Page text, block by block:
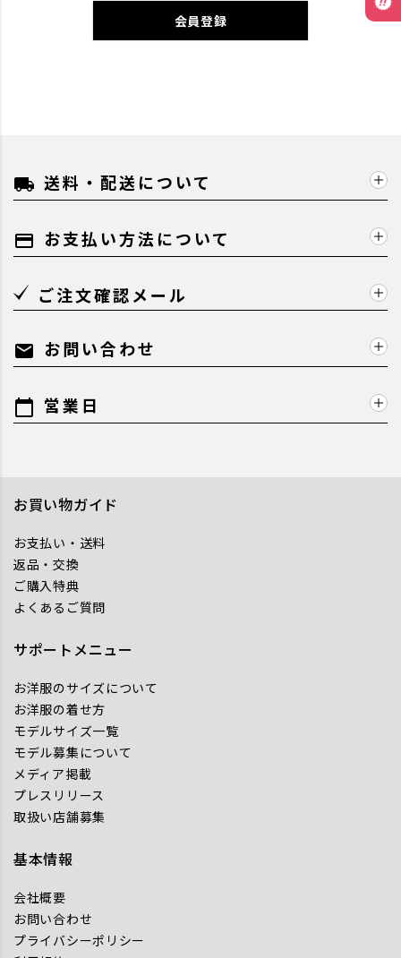
会員登録
local_shipping 送料・配送について
payment お支払い方法について
ご注文確認メール
mail お問い合わせ
calendar_today 営業日
お買い物ガイド
お支払い・送料
返品・交換
ご購入特典
よくあるご質問
サポートメニュー
お洋服のサイズについて
お洋服の着せ方
モデルサイズ一覧
モデル募集について
メディア掲載
プレスリリース
取扱い店舗募集
基本情報
会社概要
お問い合わせ
プライバシーポリシー